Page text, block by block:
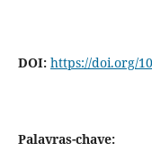
DOI: https://doi.org/
Palavras-chave: